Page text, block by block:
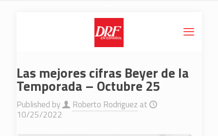
Las mejores cifras Beyer de la
Temporada – Octubre 25
Published by Roberto Rodriguez at
10/25/2022